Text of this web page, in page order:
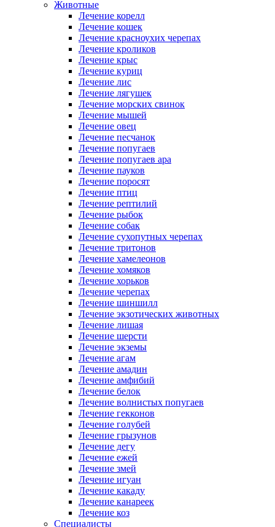
Животные
Лечение корелл
Лечение кошек
Лечение красноухих черепах
Лечение кроликов
Лечение крыс
Лечение куриц
Лечение лис
Лечение лягушек
Лечение морских свинок
Лечение мышей
Лечение овец
Лечение песчанок
Лечение попугаев
Лечение попугаев ара
Лечение пауков
Лечение поросят
Лечение птиц
Лечение рептилий
Лечение рыбок
Лечение собак
Лечение сухопутных черепах
Лечение тритонов
Лечение хамелеонов
Лечение хомяков
Лечение хорьков
Лечение черепах
Лечение шиншилл
Лечение экзотических животных
Лечение лишая
Лечение шерсти
Лечение экземы
Лечение агам
Лечение амадин
Лечение амфибий
Лечение белок
Лечение волнистых попугаев
Лечение гекконов
Лечение голубей
Лечение грызунов
Лечение дегу
Лечение ежей
Лечение змей
Лечение игуан
Лечение какаду
Лечение канареек
Лечение коз
Специалисты